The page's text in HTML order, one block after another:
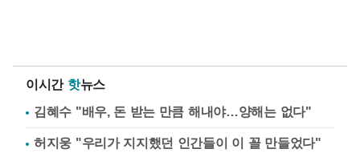
이시간 핫뉴스
김혜수 "배우, 돈 받는 만큼 해내야…양해는 없다"
허지웅 "우리가 지지했던 인간들이 이 꼴 만들었다"